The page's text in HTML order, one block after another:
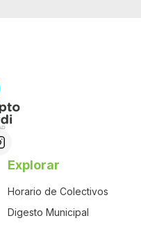
Explorar
Horario de Colectivos
Digesto Municipal